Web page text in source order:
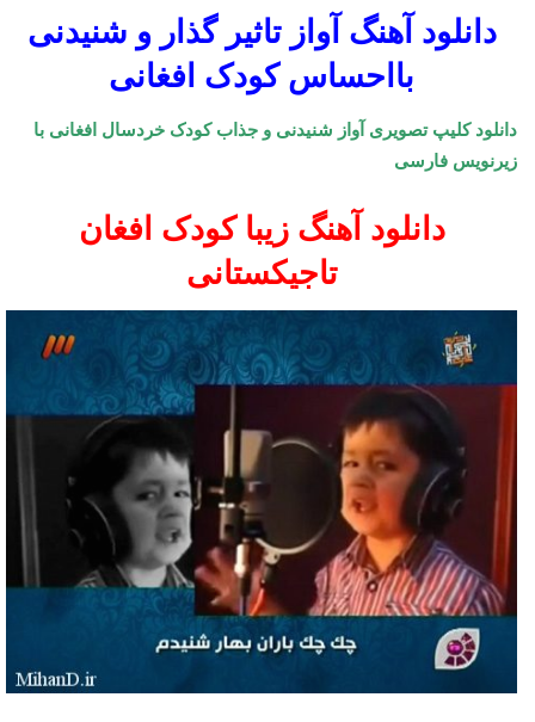
دانلود آهنگ آواز تاثیر گذار و شنیدنی
بااحساس کودک افغانی
دانلود کلیپ تصویری آواز شنیدنی و جذاب کودک خردسال افغانی با
زیرنویس فارسی
دانلود آهنگ زیبا کودک افغان
تاجیکستانی